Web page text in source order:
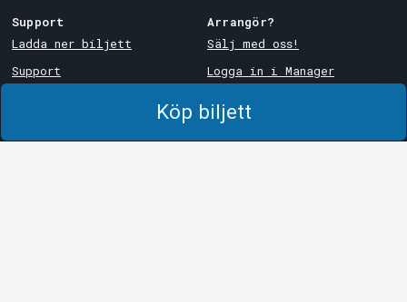
Köp biljett
Support
Ladda ner biljett
Support
Arrangör?
Sälj med oss!
Logga in i Manager